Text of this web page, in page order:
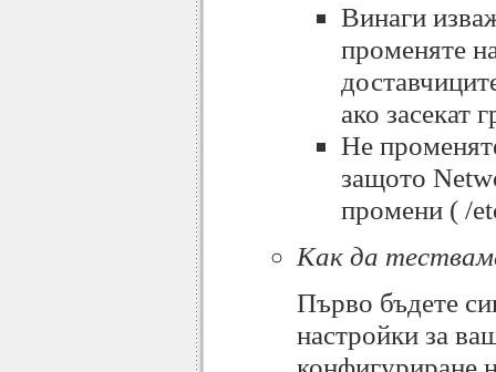
Винаги
променяте
ако засекат
Не
защото
промени ( /
Как да
Първо бъдете
настройки за